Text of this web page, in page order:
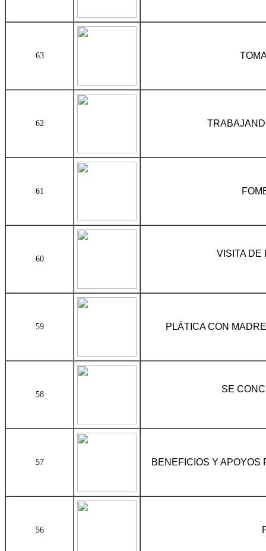
63 TOMA DE
62
61
60
VISITA DE
59 PLÁTICA CON
58
SE
57 BENEFICIOS Y
56